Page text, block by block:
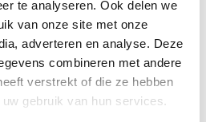
te analyseren. Ook delen we
van onze site met onze
adverteren en analyse. Deze
combineren met andere
verstrekt of die ze hebben
gebruik van hun services.
maar liefst €1.000 aan
Zij kocht twee Pavo-
Diervoeders Fourage en
haar winnende bon.
0m